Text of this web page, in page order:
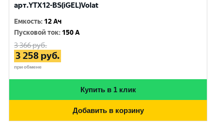
арт.YTX12-BS(iGEL)Volat
Емкость: 12 Ач
Пусковой ток: 150 A
3 366руб.
3 258 руб.
при обмене
Купить в 1 клик
Добавить в корзину